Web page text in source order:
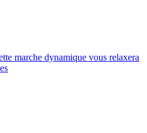
marche dynamique vous relaxera